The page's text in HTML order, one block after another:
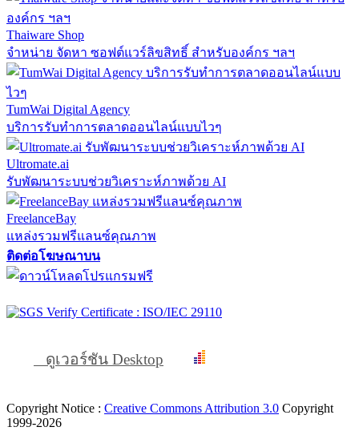
Thaiware Shop
จำหน่าย จัดหา ซอฟต์แวร์ลิขสิทธิ์ สำหรับองค์กร ฯลฯ
TumWai Digital Agency
บริการรับทำการตลาดออนไลน์แบบไวๆ
Ultromate.ai
รับพัฒนาระบบช่วยวิเคราะห์ภาพด้วย AI
FreelanceBay
แหล่งรวมฟรีแลนซ์คุณภาพ
ติดต่อโฆษณาบน
ดูเวอร์ชัน Desktop
Copyright Notice : Creative Commons Attribution 3.0 Copyright
1999-2026